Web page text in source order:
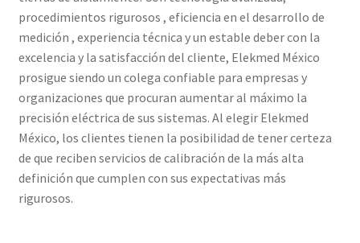
procedimientos rigurosos , eficiencia en el desarrollo de
medición , experiencia técnica y un estable deber con la
excelencia y la satisfacción del cliente, Elekmed México
prosigue siendo un colega confiable para empresas y
organizaciones que procuran aumentar al máximo la
precisión eléctrica de sus sistemas. Al elegir Elekmed
México, los clientes tienen la posibilidad de tener certeza
de que reciben servicios de calibración de la más alta
definición que cumplen con sus expectativas más
rigurosos.